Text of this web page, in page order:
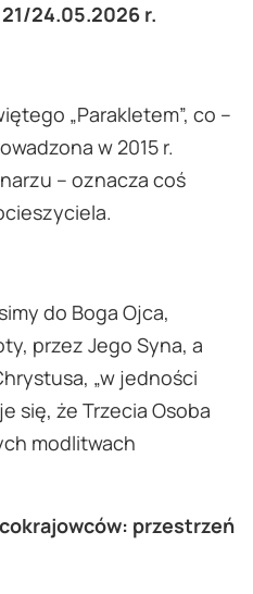
24.05.2026 r.
„Parakletem”, co –
w 2015 r.
– oznacza coś
do Boga Ojca,
przez Jego Syna, a
„w jedności
się, że Trzecia Osoba
modlitwach
przestrzeń